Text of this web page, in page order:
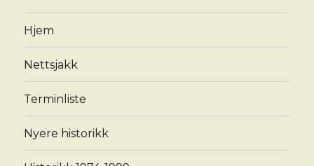
Hjem
Nettsjakk
Terminliste
Nyere historikk